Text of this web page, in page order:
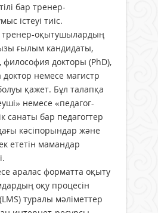
бар тренер-
істеуі тиіс.
оқытушылардың
ғылым кандидаты,
докторы (PhD),
немесе магистр
қажет. Бұл талапқа
немесе «педагог-
санаты бар педагогтер
кәсіпорындар және
ететін мамандар
аралас форматта оқыту
оқу процесін
туралы мәліметтер